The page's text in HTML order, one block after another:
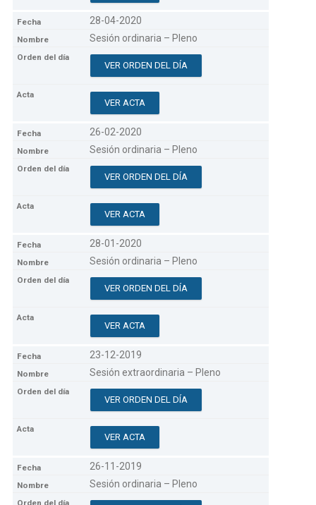
28-04-2020
Sesión ordinaria – Pleno
VER ORDEN DEL DÍA
VER ACTA
26-02-2020
Sesión ordinaria – Pleno
VER ORDEN DEL DÍA
VER ACTA
28-01-2020
Sesión ordinaria – Pleno
VER ORDEN DEL DÍA
VER ACTA
23-12-2019
Sesión extraordinaria – Pleno
VER ORDEN DEL DÍA
VER ACTA
26-11-2019
Sesión ordinaria – Pleno